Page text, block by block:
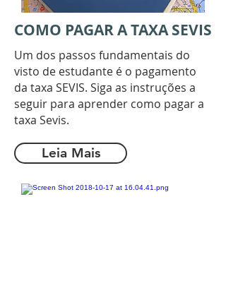
COMO PAGAR A TAXA SEVIS
Um dos passos fundamentais do
visto de estudante é o pagamento
da taxa SEVIS. Siga as instruções a
seguir para aprender como pagar a
taxa Sevis.
Leia Mais